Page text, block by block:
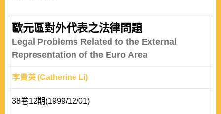
歐元區對外代表之法律問題
Legal Problems Related to the External
Representation of the Euro Area
李貴英 (Catherine Li)
38卷12期(1999/12/01)